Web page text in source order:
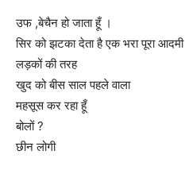
उफ ,बेचैन हो जाता हूँ ।
सिर को झटका देता है एक भरा पूरा आदमी
लड़कों की तरह
खुद को बीस साल पहले वाला
महसूस कर रहा हूँ
बोलों ?
छीन लोगी